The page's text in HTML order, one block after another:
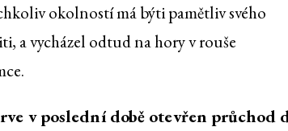
okolností má býti pamětliv svého
a vycházel odtud na hory v rouše
v poslední době otevřen průchod